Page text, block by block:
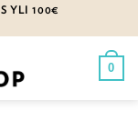
YLI 100€
0